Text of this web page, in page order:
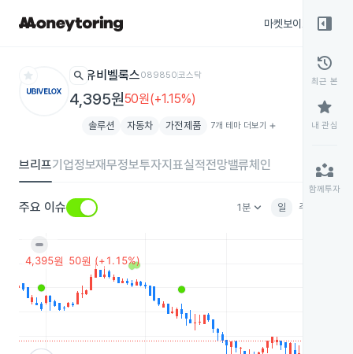
마켓보이스
star search 유비벨록스089850코스닥
4,395원50원(+1.15%)
솔루션 자동차 가전제품 7개 테마 더보기 add
브리프기업정보재무정보투자지표실적전망밸류체인
주요 이슈 1분keyboard_arrow_down 일 주
right_panel_open
history
최근 본
star
내 관심
partner_exchange
함께투자